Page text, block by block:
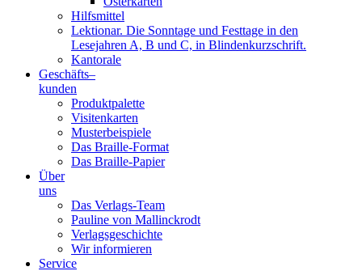
Hilfsmittel
Lektionar. Die Sonntage und Festtage in den
Lesejahren A, B und C, in Blindenkurzschrift.
Kantorale
Geschäfts­–
kunden
Produktpalette
Visitenkarten
Musterbeispiele
Das Braille-Format
Das Braille-Papier
Über
uns
Das Verlags-Team
Pauline von Mallinckrodt
Verlagsgeschichte
Wir informieren
Service